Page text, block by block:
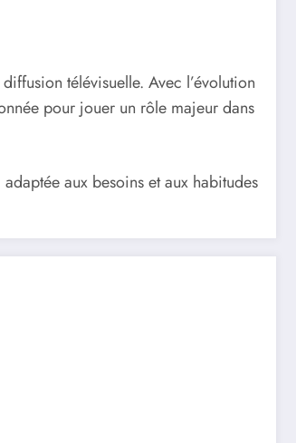
télévisuelle. Avec l’évolution
pour jouer un rôle majeur dans
aux besoins et aux habitudes